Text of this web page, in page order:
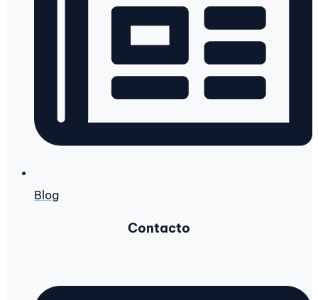
Blog
Contacto